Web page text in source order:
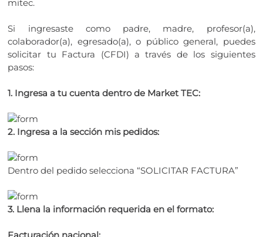
mitec.
Si ingresaste como padre, madre, profesor(a),
colaborador(a), egresado(a), o público general, puedes
solicitar tu Factura (CFDI) a través de los siguientes
pasos:
1. Ingresa a tu cuenta dentro de Market TEC:
2. Ingresa a la sección mis pedidos:
Dentro del pedido selecciona “SOLICITAR FACTURA”
3. Llena la información requerida en el formato: